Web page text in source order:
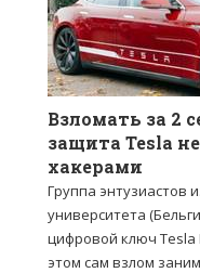
Взломать за 2
защита Tesla
хакерами
Группа энтузиастов
университета
цифровой ключ Tesla
этом сам взлом